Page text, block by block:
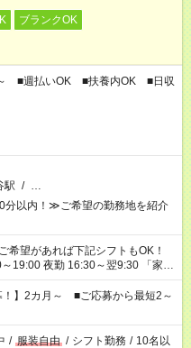
ブランクOK
～ ■週払いOK ■扶養内OK ■日収
駅 / …
分以内！≫ご希望の勤務地を紹介
夜勤 16:30～翌9:30 「家族
を持って夕飯の準備がしたい」
」 など、ご希望を教えてください
間。 合計で週40時間を超える場
！】2カ月～ ■ご応募から最短2～
/ 服装自由 / シフト勤務 / 10名以